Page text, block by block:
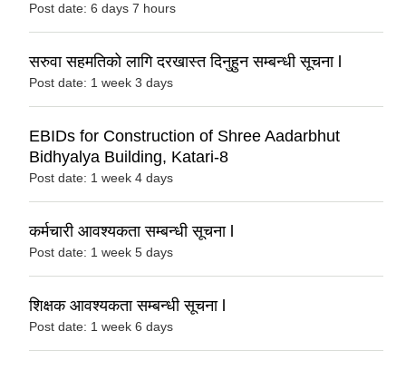
Post date: 6 days 7 hours
सरुवा सहमतिको लागि दरखास्त दिनुहुन सम्बन्धी सूचना l
Post date: 1 week 3 days
EBIDs for Construction of Shree Aadarbhut
Bidhyalya Building, Katari-8
Post date: 1 week 4 days
कर्मचारी आवश्यकता सम्बन्धी सूचना l
Post date: 1 week 5 days
शिक्षक आवश्यकता सम्बन्धी सूचना l
Post date: 1 week 6 days